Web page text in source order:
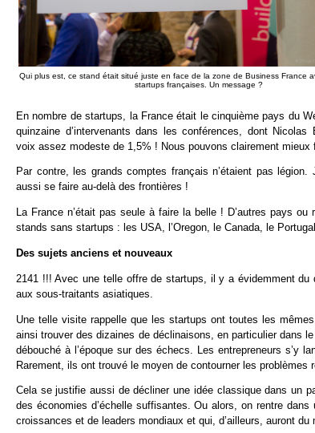
Qui plus est, ce stand était situé juste en face de la zone de Business France
startups françaises. Un message ?
En nombre de startups, la France était le cinquième pays du
quinzaine d’intervenants dans les conférences, dont
voix assez modeste de 1,5% ! Nous pouvons clairement mieux
Par contre, les grands comptes français n’étaient pas
aussi se faire au-delà des frontières !
La France n’était pas seule à faire la belle ! D’autres pays
stands sans startups : les USA, l’Oregon, le Canada, le
Des sujets anciens et nouveaux
2141 !!! Avec une telle offre de startups, il y a évidemment
aux sous-traitants asiatiques.
Une telle visite rappelle que les startups ont toutes les
ainsi trouver des dizaines de déclinaisons, en particulier dans
débouché à l’époque sur des échecs. Les entrepreneurs s’y
Rarement, ils ont trouvé le moyen de contourner les problèmes
Cela se justifie aussi de décliner une idée classique dans un
des économies d’échelle suffisantes. Ou alors, on rentre
croissances et de leaders mondiaux et qui, d’ailleurs, auront